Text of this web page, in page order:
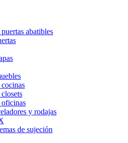
abatibles
oficinas
y rodajas
de sujeción